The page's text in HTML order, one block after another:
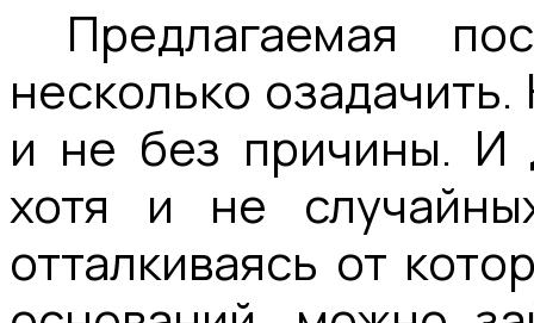
Предлагаемая
несколько
и не без причины. И
хотя и не
отталкиваясь от